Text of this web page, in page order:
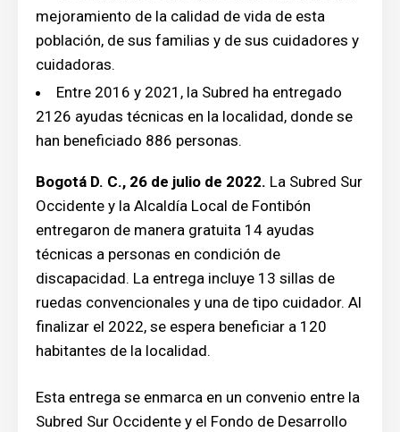
mejoramiento de la calidad de vida de esta
población, de sus familias y de sus cuidadores y
cuidadoras.
Entre 2016 y 2021, la Subred ha entregado
2126 ayudas técnicas en la localidad, donde se
han beneficiado 886 personas.
Bogotá D. C., 26 de julio de 2022. La Subred Sur
Occidente y la Alcaldía Local de Fontibón
entregaron de manera gratuita 14 ayudas
técnicas a personas en condición de
discapacidad. La entrega incluye 13 sillas de
ruedas convencionales y una de tipo cuidador. Al
finalizar el 2022, se espera beneficiar a 120
habitantes de la localidad.
Esta entrega se enmarca en un convenio entre la
Subred Sur Occidente y el Fondo de Desarrollo